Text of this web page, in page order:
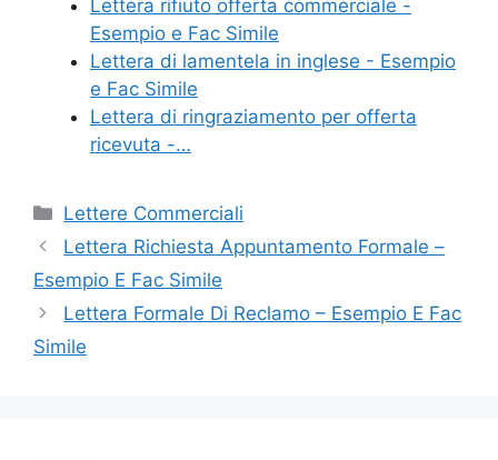
k
Lettera rifiuto offerta commerciale -
Esempio e Fac Simile
Lettera di lamentela in inglese - Esempio
e Fac Simile
Lettera di ringraziamento per offerta
ricevuta -…
Categorie
Lettere Commerciali
Lettera Richiesta Appuntamento Formale –
Esempio E Fac Simile
Lettera Formale Di Reclamo – Esempio E Fac
Simile